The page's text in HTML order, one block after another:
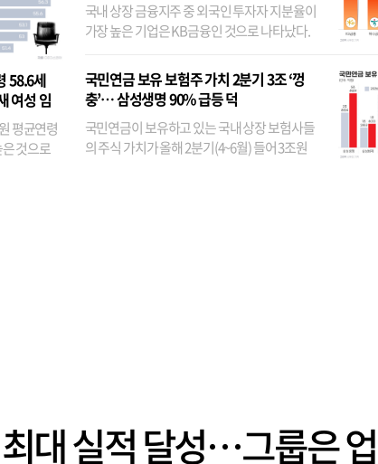
58.6세
여성 임
평균연령
것으로
국내 상장 금융지주 중 외국인 투자자 지분율이
가장 높은 기업은 KB금융인 것으로 나타났다.
융이었다. 특히 KB금융은 지난달 말 기준 해외
기관투자자 지분율이...
국민연금 보유 보험주 가치 2분기 3조 ‘껑
충’… 삼성생명 90% 급등 덕
국민연금이 보유하고 있는 국내 상장 보험사들
의 주식 가치가 올해 2분기(4~6월) 들어 3조원
대 실적 달성…그룹은